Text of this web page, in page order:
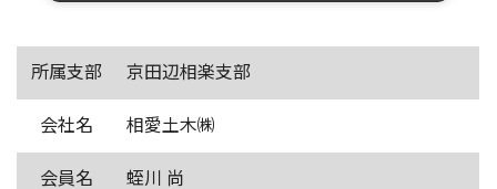
所属支部 京田辺相楽支部
会社名 相愛土木㈱
会員名 蛭川 尚